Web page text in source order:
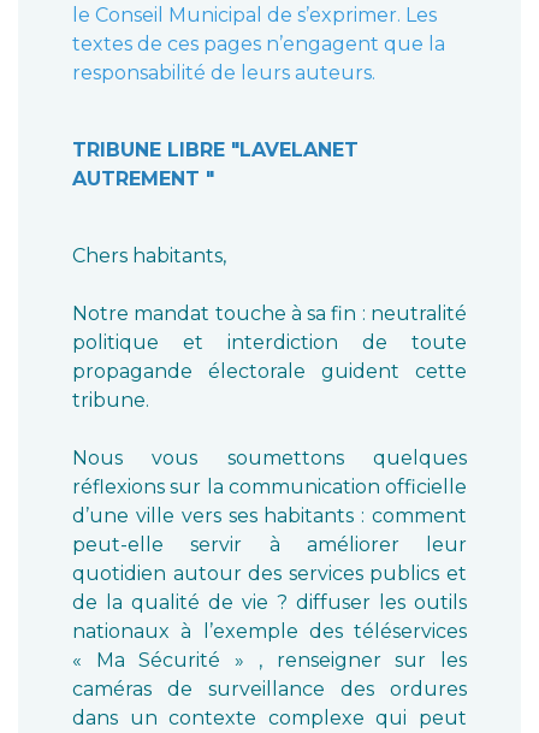
le Conseil Municipal de s’exprimer. Les
textes de ces pages n’engagent que la
responsabilité de leurs auteurs.
​​​​​​​TRIBUNE LIBRE "LAVELANET
AUTREMENT "
Chers habitants,
Notre mandat touche à sa fin : neutralité
politique et interdiction de toute
propagande électorale guident cette
tribune.
Nous vous soumettons quelques
réflexions sur la communication officielle
d’une ville vers ses habitants : comment
peut-elle servir à améliorer leur
quotidien autour des services publics et
de la qualité de vie ? diffuser les outils
nationaux à l’exemple des téléservices
« Ma Sécurité » , renseigner sur les
caméras de surveillance des ordures
dans un contexte complexe qui peut